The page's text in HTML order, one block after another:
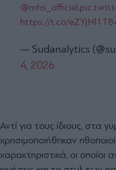
@mhs_officiel.
https://t.co/
— Sudanalytics
4, 2026
Αντί για τους ίδιους, στα
χρησιμοποιήθηκαν
χαρακτηριστικά, οι οποίοι